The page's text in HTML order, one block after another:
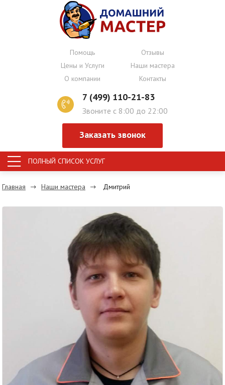
Помощь
Отзывы
Цены и Услуги
Наши мастера
О компании
Контакты
7 (499) 110-21-83
Звоните с 8:00 до 22:00
Заказать звонок
ПОЛНЫЙ СПИСОК УСЛУГ
Главная Наши мастера Дмитрий